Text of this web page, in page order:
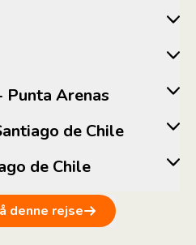
- Punta Arenas
de Chile
de Chile
denne rejse